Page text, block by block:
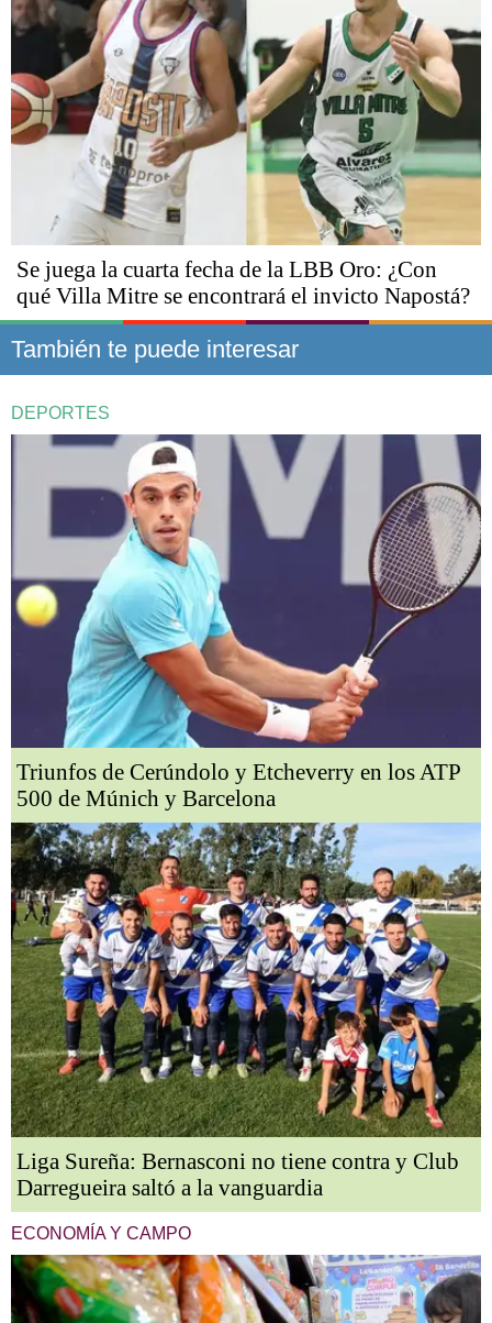
Se juega la cuarta fecha de la LBB Oro: ¿Con
qué Villa Mitre se encontrará el invicto Napostá?
También te puede interesar
DEPORTES
Triunfos de Cerúndolo y Etcheverry en los ATP
500 de Múnich y Barcelona
Liga Sureña: Bernasconi no tiene contra y Club
Darregueira saltó a la vanguardia
ECONOMÍA Y CAMPO